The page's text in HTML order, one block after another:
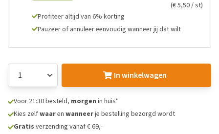
(€ 5,50 / st)
Profiteer altijd van 6% korting
Pauzeer of annuleer eenvoudig wanneer jij dat wilt
In winkelwagen
Voor 21:30 besteld, morgen in huis*
Kies zelfwaaren wanneerje bestelling bezorgd wordt
Gratis verzending vanaf € 69,-